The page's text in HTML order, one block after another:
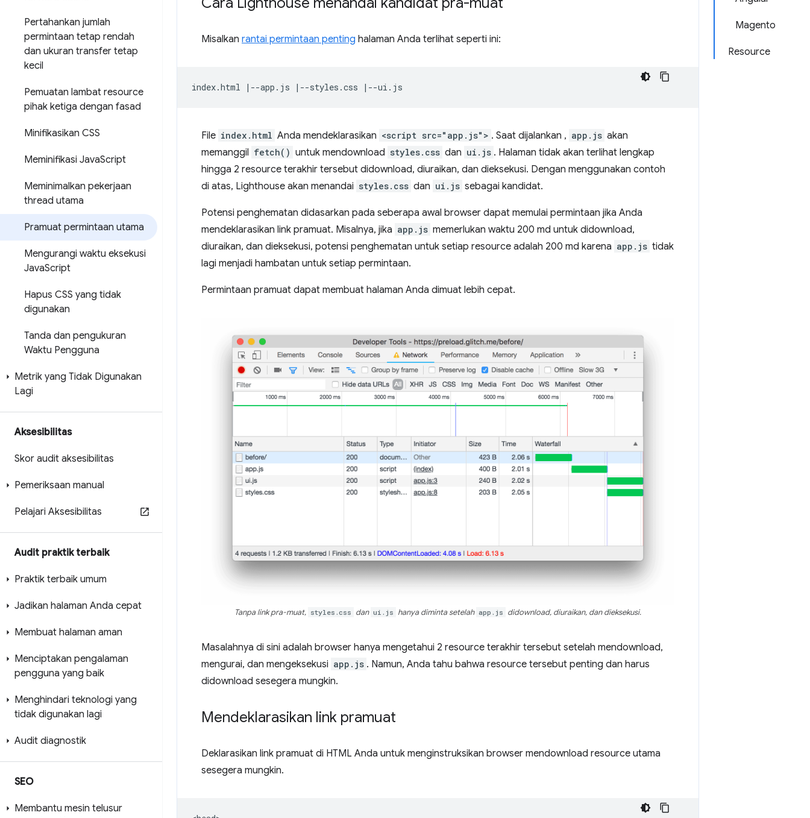
Pertahankan jumlah
permintaan tetap rendah
dan ukuran transfer tetap
kecil
Pemuatan lambat resource
pihak ketiga dengan fasad
Minifikasikan CSS
Meminifikasi JavaScript
Meminimalkan pekerjaan
thread utama
Pramuat permintaan utama
Mengurangi waktu eksekusi
JavaScript
Hapus CSS yang tidak
digunakan
Tanda dan pengukuran
Waktu Pengguna
Metrik yang Tidak Digunakan
Lagi
Aksesibilitas
Skor audit aksesibilitas
Pemeriksaan manual
Pelajari Aksesibilitas
Audit praktik terbaik
Praktik terbaik umum
Jadikan halaman Anda cepat
Membuat halaman aman
Menciptakan pengalaman
pengguna yang baik
Menghindari teknologi yang
tidak digunakan lagi
Audit diagnostik
SEO
Membantu mesin telusur
Magento
Resource
Misalkan rantai permintaan penting halaman Anda terlihat seperti ini:
File index.html Anda mendeklarasikan <script src="app.js"> . Saat dijalankan , app.js akan
memanggil fetch() untuk mendownload styles.css dan ui.js . Halaman tidak akan terlihat lengkap
hingga 2 resource terakhir tersebut didownload, diuraikan, dan dieksekusi. Dengan menggunakan contoh
di atas, Lighthouse akan menandai styles.css dan ui.js sebagai kandidat.
Potensi penghematan didasarkan pada seberapa awal browser dapat memulai permintaan jika Anda
mendeklarasikan link pramuat. Misalnya, jika app.js memerlukan waktu 200 md untuk didownload,
diuraikan, dan dieksekusi, potensi penghematan untuk setiap resource adalah 200 md karena app.js tidak
lagi menjadi hambatan untuk setiap permintaan.
Permintaan pramuat dapat membuat halaman Anda dimuat lebih cepat.
Tanpa link pra-muat, styles.css dan ui.js hanya diminta setelah app.js didownload, diuraikan, dan dieksekusi.
Masalahnya di sini adalah browser hanya mengetahui 2 resource terakhir tersebut setelah mendownload,
mengurai, dan mengeksekusi app.js . Namun, Anda tahu bahwa resource tersebut penting dan harus
didownload sesegera mungkin.
Mendeklarasikan link pramuat
Deklarasikan link pramuat di HTML Anda untuk menginstruksikan browser mendownload resource utama
sesegera mungkin.